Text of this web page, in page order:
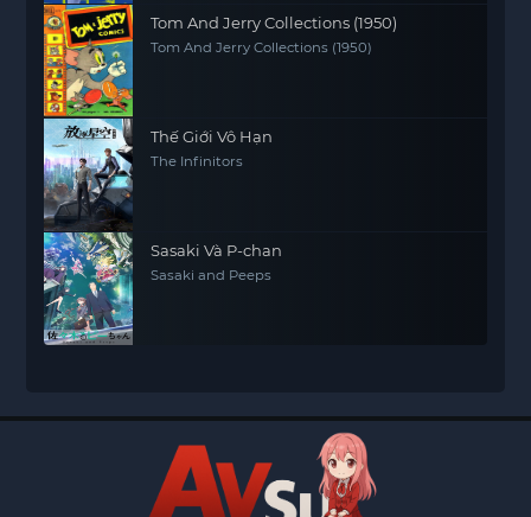
Tom And Jerry Collections (1950)
Tom And Jerry Collections (1950)
Thế Giới Vô Hạn
The Infinitors
Sasaki Và P-chan
Sasaki and Peeps